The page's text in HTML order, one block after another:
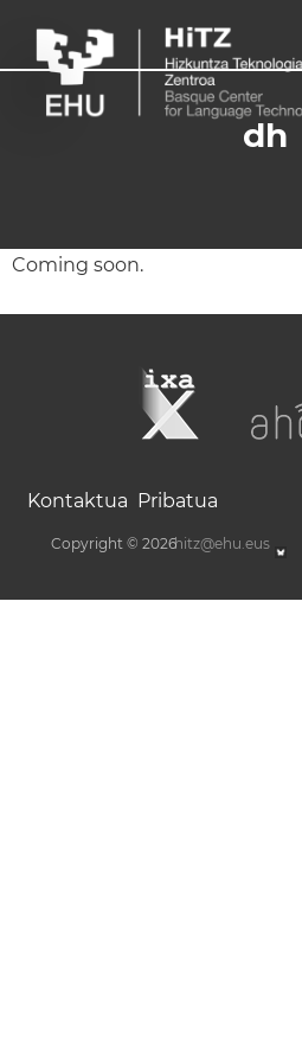
dh
Coming soon.
Kontaktua Pribatua
Copyright © 2026hitz@ehu.eus